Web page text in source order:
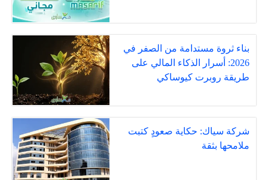
بناء ثروة مستدامة من الصفر في
2026: أسرار الذكاء المالي على
طريقة روبرت كيوساكي
شركة سياك: حكاية صعودٍ كتبت
ملامحها بثقة